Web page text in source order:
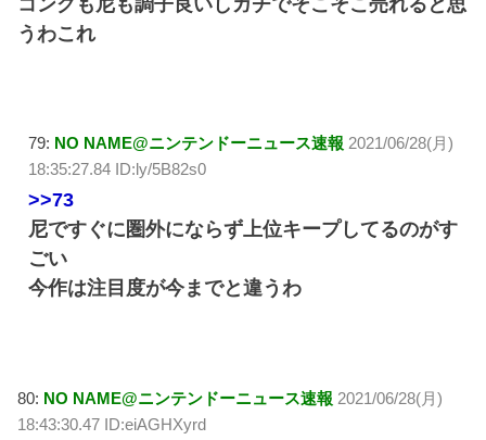
うわこれ
79: NO NAME@ニンテンドーニュース速報 2021/06/28(月)
18:35:27.84 ID:ly/5B82s0
>>73
尼ですぐに圏外にならず上位キープしてるのがす
ごい
今作は注目度が今までと違うわ
80: NO NAME@ニンテンドーニュース速報 2021/06/28(月)
18:43:30.47 ID:eiAGHXyrd